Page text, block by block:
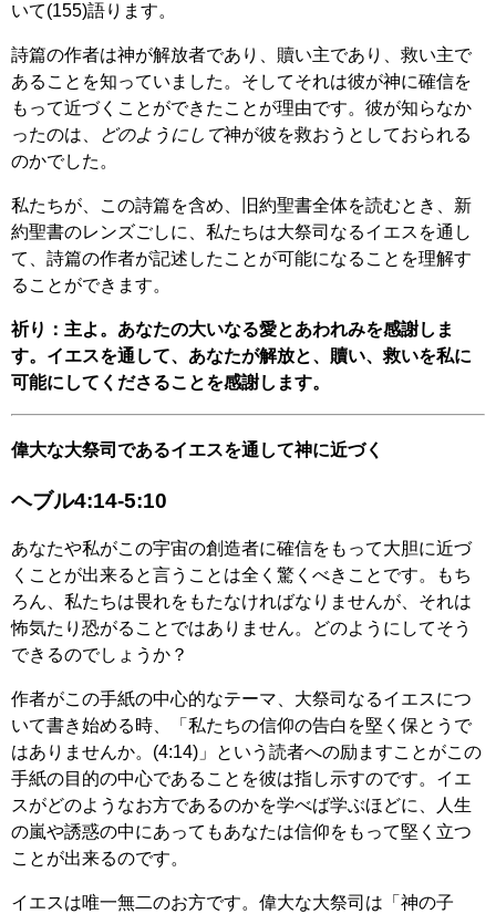
いて(155)語ります。
詩篇の作者は神が解放者であり、贖い主であり、救い主で
あることを知っていました。そしてそれは彼が神に確信を
もって近づくことができたことが理由です。彼が知らなか
ったのは、
どのようにして神が彼を救おうとしておられる
のかでした。
私たちが、この詩篇を含め、旧約聖書全体を読むとき、新
約聖書のレンズごしに、私たちは大祭司なるイエスを通し
て、詩篇の作者が記述したことが可能になることを理解す
ることができます。
祈り：主よ。あなたの大いなる愛とあわれみを感謝しま
す。イエスを通して、あなたが解放と、贖い、救いを私に
可能にしてくださることを感謝します。
偉大な大祭司であるイエスを通して神に近づく
ヘブル4:14-5:10
あなたや私がこの宇宙の創造者に確信をもって大胆に近づ
くことが出来ると言うことは全く驚くべきことです。もち
ろん、私たちは畏れをもたなければなりませんが、それは
怖気たり恐がることではありません。どのようにしてそう
できるのでしょうか？
作者がこの手紙の中心的なテーマ、大祭司なるイエスにつ
いて書き始める時、「私たちの信仰の告白を堅く保とうで
はありませんか。(4:14)」という読者への励ますことがこの
手紙の目的の中心であることを彼は指し示すのです。イエ
スがどのようなお方であるのかを学べば学ぶほどに、人生
の嵐や誘惑の中にあってもあなたは信仰をもって堅く立つ
ことが出来るのです。
イエスは唯一無二のお方です。偉大な大祭司は「神の子